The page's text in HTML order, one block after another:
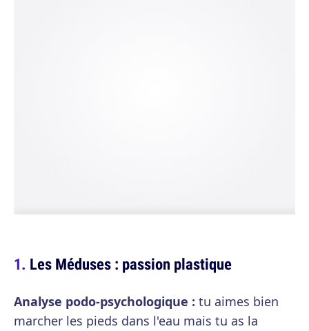
Les Méduses : passion plastique
Analyse podo-psychologique : tu aimes bien
marcher les pieds dans l'eau mais tu as la